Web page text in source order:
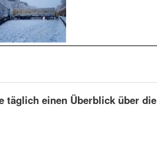
täglich einen Überblick über die